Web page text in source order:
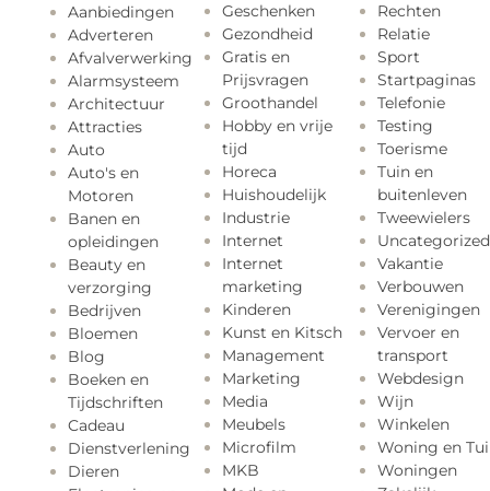
Aanbiedingen
Adverteren
Afvalverwerking
Alarmsysteem
Architectuur
Attracties
Auto
Auto's en
Motoren
Banen en
opleidingen
Beauty en
verzorging
Bedrijven
Bloemen
Blog
Boeken en
Tijdschriften
Cadeau
Dienstverlening
Dieren
Geschenken
Gezondheid
Gratis en
Prijsvragen
Groothandel
Hobby en vrije
tijd
Horeca
Huishoudelijk
Industrie
Internet
Internet
marketing
Kinderen
Kunst en Kitsch
Management
Marketing
Media
Meubels
Microfilm
MKB
Rechten
Relatie
Sport
Startpaginas
Telefonie
Testing
Toerisme
Tuin en
buitenleven
Tweewielers
Uncategorized
Vakantie
Verbouwen
Verenigingen
Vervoer en
transport
Webdesign
Wijn
Winkelen
Woning en
Woningen